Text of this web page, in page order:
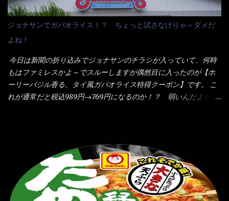
ム製法で仕上げた、生めんに近い風味のストレートめんです。 豚
の旨味に数種類の唐辛子、ニンニクを加えた辛さとコクが凝縮さ
れた醤油ベースのスープです。 調味油に赤ラー油とごま油を使用
することに風味と辛さを引き立たせています。 調味油をスープ
ないかぁ～ モヤシが黒豆モヤシだから細身で熱を加えてもへた
りづらい！（緑豆モヤシだと太くて熱加えるとダラーっとなるん
だよ） それに細ストレート麺とモヤシが良いバランスで・・・
韮の緑と卵の黄色も相まって・・・映える...
ことをオススメします。（取り分け量にも若干有り差がでてるだ
ろう） 早速タバスコを振りかけて食べてみると・・・結構美味し
いよ！ 久しぶりだな～ホワイトソースとマカロニの絡まった食
感・・・懐かしい～ 今回ダイソーのカレー用のスプーンを使って
みたら、これが凄くうまくすくえるんだよねぇ～（このスプーン
当たりだね） 今回新作のグラタンを頂きましたが、まずまずの美
味しさとダイソーのカレースプーンの。すくい上げ力の良さを再
度認識できました。
ジョナサンでガパオライス！？ ちょっと試さなけりゃ～ダメだ
よね！
今日は新聞の折り込みでジョナサンのチラシが入っていて、何時
もはファミレスかよ～でスルーしますが偶然目に入ったのが【ホ
ーリーバジル香る、タイ風ガパオライス特得クーポン】です。 こ
れが通常だと税込989円→769円になるのか！？ 弱いんだよナァ
に行っても同じメニュー同じ味のファミレスには行きません。 最
近は、ステーキガストに試しに行ったぐらいです。（肉が喰いた
くて） しかし最近のファミレスは合理化が進み、店員さんもフロ
ア担当は2人程度しか居ないんだよねぇ～ それに注文はタッチパ
ネル！！ 凄いよなぁ～ 20年位前は、フロア担当だけでも5人は